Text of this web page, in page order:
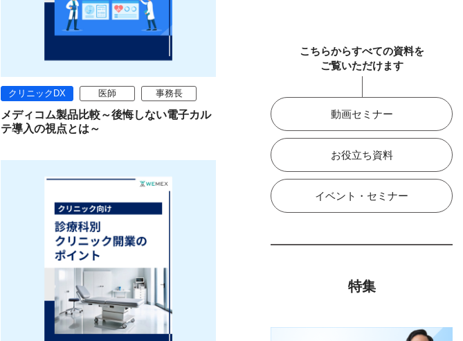
クリニックDX 医師 事務長
メディコム製品比較～後悔しない電子カル
テ導入の視点とは～
こちらからすべての資料を
ご覧いただけます
動画セミナー
お役立ち資料
イベント・セミナー
特集